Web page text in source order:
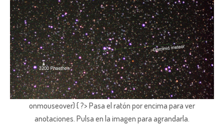
onmouseover) { ?> Pasa el ratón por encima para ver
anotaciones. Pulsa en la imagen para agrandarla.